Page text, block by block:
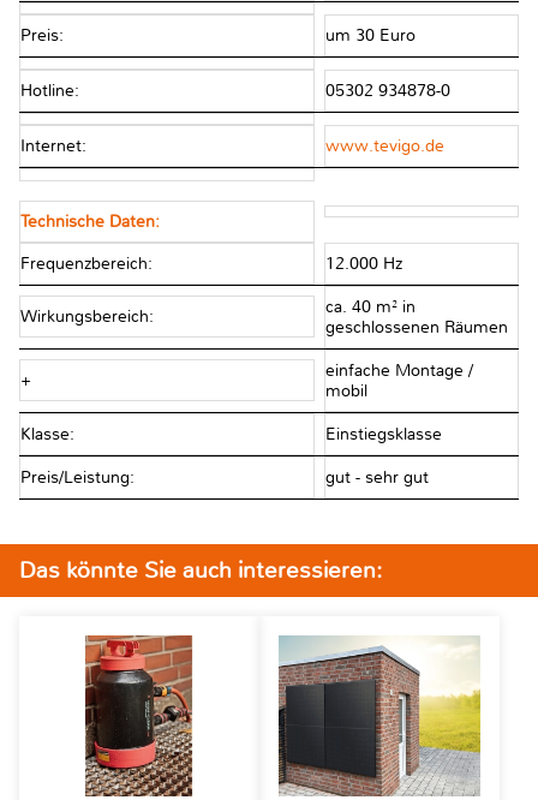
Preis: um 30 Euro
Hotline: 05302 934878-0
Internet: www.tevigo.de
Technische Daten:
Frequenzbereich: 12.000 Hz
Wirkungsbereich:
ca. 40 m² in
geschlossenen Räumen
+
einfache Montage /
mobil
Klasse: Einstiegsklasse
Preis/Leistung: gut - sehr gut
Das könnte Sie auch interessieren: